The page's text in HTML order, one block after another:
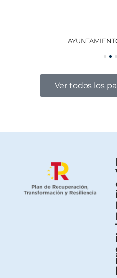
Ver todos los